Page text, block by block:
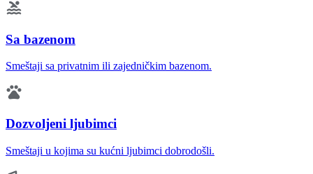
Sa bazenom
Smeštaji sa privatnim ili zajedničkim bazenom.
Dozvoljeni ljubimci
Smeštaji u kojima su kućni ljubimci dobrodošli.